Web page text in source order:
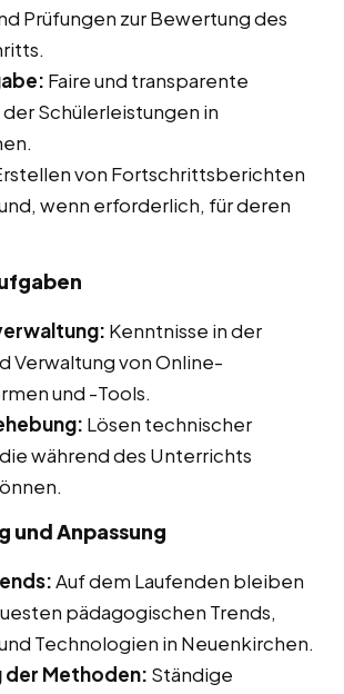
Prüfungen zur Bewertung des
Faire und transparente
Schülerleistungen in
von Fortschrittsberichten
wenn erforderlich, für deren
Kenntnisse in der
Verwaltung von Online-
und -Tools.
Lösen technischer
während des Unterrichts
und Anpassung
Auf dem Laufenden bleiben
pädagogischen Trends,
Technologien in Neuenkirchen.
der Methoden: Ständige